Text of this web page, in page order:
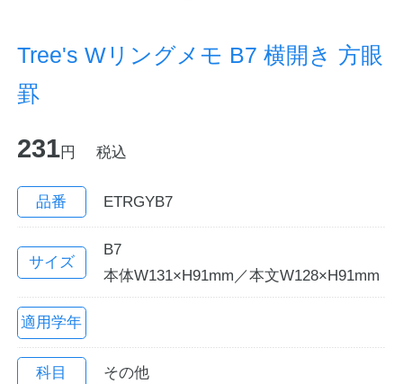
企業情報
カタログ
English
Tree's Wリングメモ B7 横開き 方眼
罫
231円 税込
品番 ETRGYB7
サイズ
B7
本体W131×H91mm／本文W128×H91mm
適用学年
科目 その他